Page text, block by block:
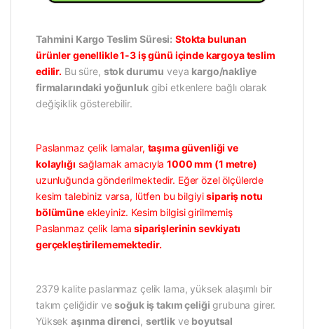
Tahmini Kargo Teslim Süresi: Stokta bulunan
ürünler genellikle 1-3 iş günü içinde kargoya teslim
edilir. Bu süre, stok durumu veya kargo/nakliye
firmalarındaki yoğunlukgibi etkenlere bağlı olarak
değişiklik gösterebilir.
Paslanmaz çelik lamalar, taşıma güvenliği ve
kolaylığı sağlamak amacıyla1000 mm (1 metre)
uzunluğunda gönderilmektedir. Eğer özel ölçülerde
kesim talebiniz varsa, lütfen bu bilgiyisipariş notu
bölümüneekleyiniz. Kesim bilgisi girilmemiş
Paslanmaz çelik lama siparişlerinin sevkiyatı
gerçekleştirilememektedir.
2379 kalite paslanmaz çelik lama, yüksek alaşımlı bir
takım çeliğidir vesoğuk iş takım çeliği grubuna girer.
Yüksekaşınma direnci, sertlikve boyutsal